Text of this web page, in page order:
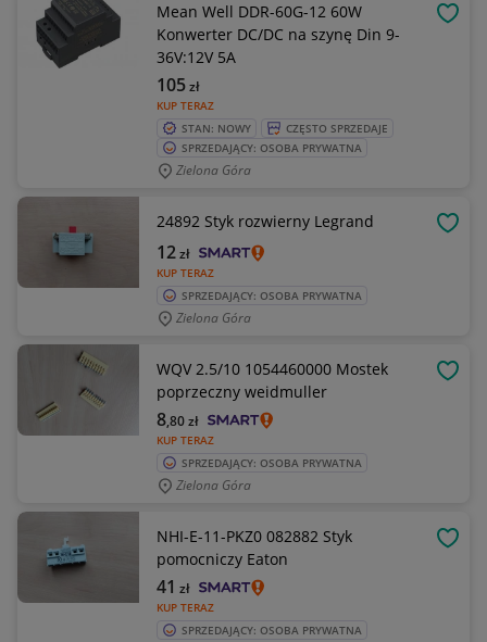
Mean Well DDR-60G-12 60W
Konwerter DC/DC na szynę Din 9-
36V:12V 5A
KUP TERAZ
105zł
STAN: NOWY
CZĘSTO SPRZEDAJE
SPRZEDAJĄCY: OSOBA PRYWATNA
Zielona Góra
24892 Styk rozwierny Legrand
KUP TERAZ
12zł
SPRZEDAJĄCY: OSOBA PRYWATNA
Zielona Góra
WQV 2.5/10 1054460000 Mostek
poprzeczny weidmuller
KUP TERAZ
8,80zł
SPRZEDAJĄCY: OSOBA PRYWATNA
Zielona Góra
NHI-E-11-PKZ0 082882 Styk
pomocniczy Eaton
KUP TERAZ
41 zł
SPRZEDAJĄCY: OSOBA PRYWATNA